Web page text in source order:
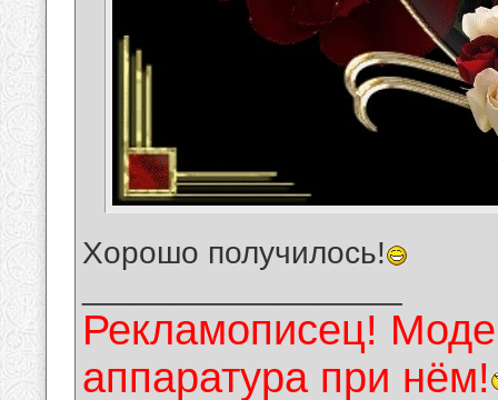
Хорошо получилось!
Рекламописец!
аппаратура при нём!